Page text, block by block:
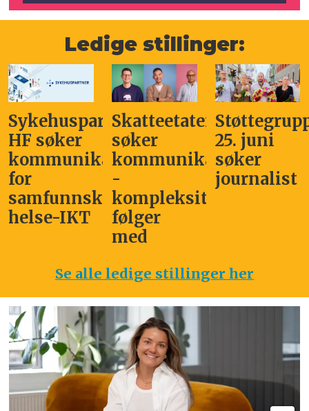
Ledige stillinger:
Sykehuspartner
HF søker
kommunikasjonssjef
for
samfunnskritisk
helse-IKT
Skatteetaten
søker
kommunikasjonsleder
-
kompleksitet
følger
med
25. juni
søker
journalist
Se alle ledige stillinger her